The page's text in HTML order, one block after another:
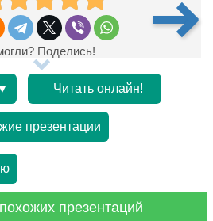
Поделись!
Читать онлайн!
презентации
презентаций